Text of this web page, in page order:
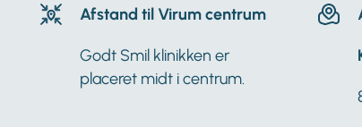
Afstand til Virum centrum
Godt Smil klinikken er
placeret midt i centrum.